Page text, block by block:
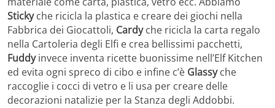
Stickyche ricicla la plastica e creare dei giochi nella
Fabbrica dei Giocattoli, Cardyche ricicla la carta regalo
nella Cartoleria degli Elfi e crea bellissimi pacchetti,
Fuddyinvece inventa ricette buonissime nell’Elf Kitchen
ed evita ogni spreco di cibo e infine c’è Glassyche
raccoglie i cocci di vetro e li usa per creare delle
decorazioni natalizie per la Stanza degli Addobbi.